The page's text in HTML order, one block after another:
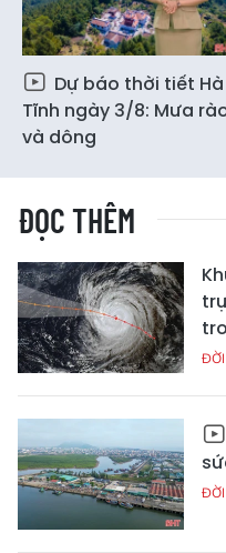
Dự báo thời tiết Hà
Tĩnh ngày 3/8: Mưa
và dông
ĐỌC THÊM
ĐỜI
ĐỜI